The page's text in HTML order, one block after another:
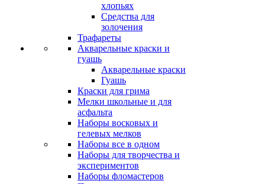
хлопьях
Средства для
золочения
Трафареты
Акварельные краски и
гуашь
Акварельные краски
Гуашь
Краски для грима
Мелки школьные и для
асфальта
Наборы восковых и
гелевых мелков
Наборы все в одном
Наборы для творчества и
экспериментов
Наборы фломастеров